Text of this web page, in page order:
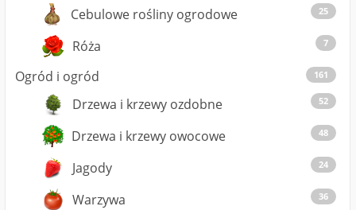
Cebulowe rośliny ogrodowe 25
Róża 7
Ogród i ogród 161
Drzewa i krzewy ozdobne 52
Drzewa i krzewy owocowe 48
Jagody 24
Warzywa 36